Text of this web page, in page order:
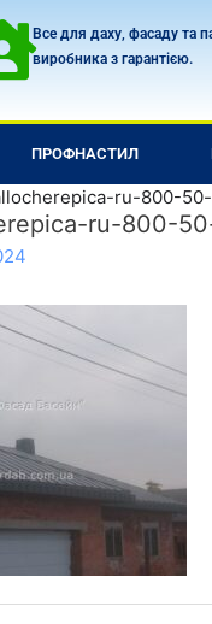
Все для даху, фасаду та
виробника з гарантією.
ПРОФНАСТИЛ
ru-800-
ru-800-